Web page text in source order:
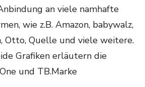
an viele namhafte
wie z.B. Amazon, babywalz,
Otto, Quelle und viele weitere.
Grafiken erläutern die
und TB.Marke